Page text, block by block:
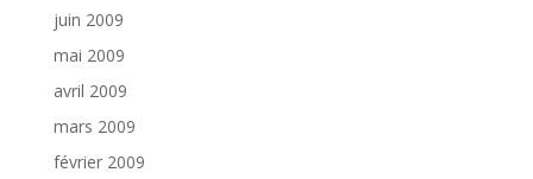
juin 2009
mai 2009
avril 2009
mars 2009
février 2009